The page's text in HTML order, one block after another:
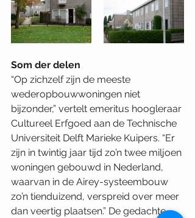
Som der delen
“Op zichzelf zijn de meeste
wederopbouwwoningen niet
bijzonder,” vertelt emeritus hoogleraar
Cultureel Erfgoed aan de Technische
Universiteit Delft Marieke Kuipers. “Er
zijn in twintig jaar tijd zo’n twee miljoen
woningen gebouwd in Nederland,
waarvan in de Airey-systeembouw
zo’n tienduizend, verspreid over meer
dan veertig plaatsen.” De gedachte